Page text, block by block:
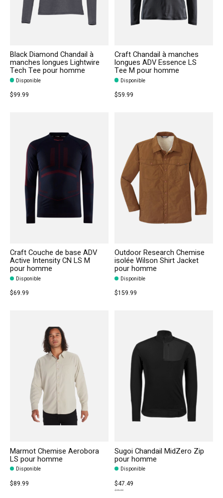
Black Diamond Chandail à
manches longues Lightwire
Tech Tee pour homme
Disponible
$99.99
Craft Chandail à manches
longues ADV Essence LS
Tee M pour homme
Disponible
$59.99
Craft Couche de base ADV
Active Intensity CN LS M
pour homme
Disponible
$69.99
Outdoor Research Chemise
isolée Wilson Shirt Jacket
pour homme
Disponible
$159.99
Marmot Chemise Aerobora
LS pour homme
Disponible
$89.99
Sugoi Chandail MidZero Zip
pour homme
Disponible
$47.49
$95.00